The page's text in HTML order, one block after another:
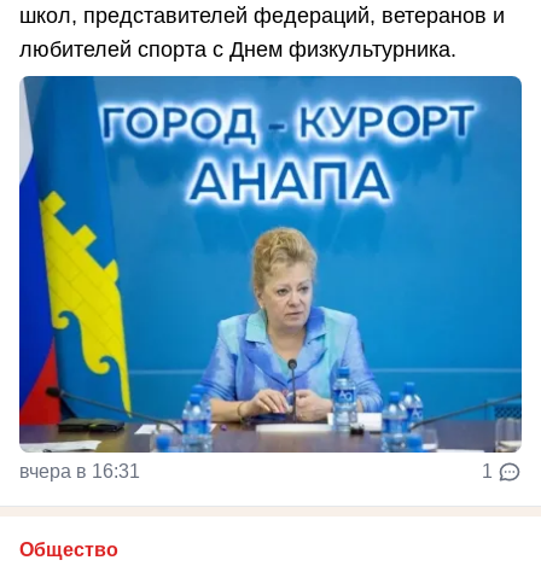
школ, представителей федераций, ветеранов и
любителей спорта с Днем физкультурника.
вчера в 16:31 1
Общество